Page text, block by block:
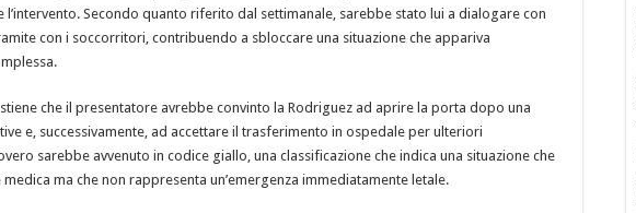
l’intervento. Secondo quanto riferito dal settimanale, sarebbe stato lui a dialogare con
con i soccorritori, contribuendo a sbloccare una situazione che appariva
che il presentatore avrebbe convinto la Rodriguez ad aprire la porta dopo una
e, successivamente, ad accettare il trasferimento in ospedale per ulteriori
sarebbe avvenuto in codice giallo, una classificazione che indica una situazione che
ma che non rappresenta un’emergenza immediatamente letale.